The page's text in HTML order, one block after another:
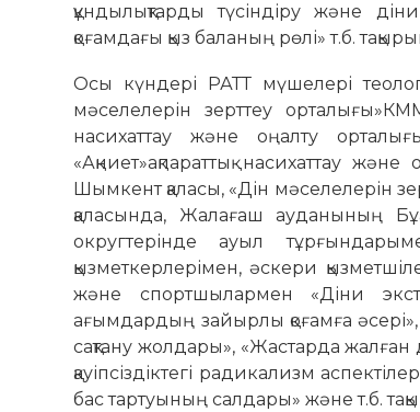
құндылықтарды түсіндіру және
қоғамдағы қыз баланың рөлі» т.б.
Осы күндері РАТТ мүшелері
мәселелерін зерттеу
насихаттау және оңалту
«Ақниет»ақпараттық насихаттау
Шымкент қаласы, «Дін мәселелерін
қаласында, Жалағаш ауданының
округтерінде ауыл
қызметкерлерімен, әскери
және спортшылармен «Діни
ағымдардың зайырлы қоғамға
сақтану жолдары», «Жастарда жалған
қауіпсіздіктегі радикализм
бас тартуының салдары» және т.б.